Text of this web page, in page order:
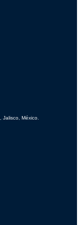
México.